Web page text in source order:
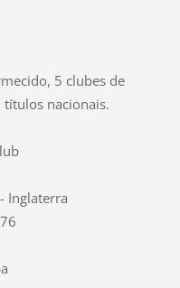
5 clubes de
nacionais.
Inglaterra